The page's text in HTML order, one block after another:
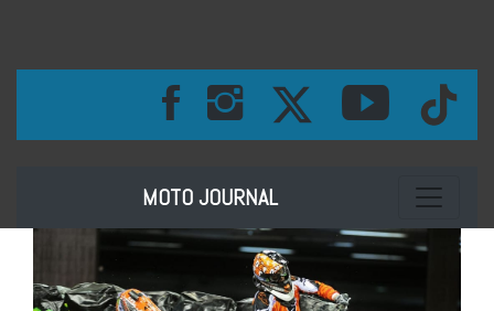
MOTO JOURNAL Toggle